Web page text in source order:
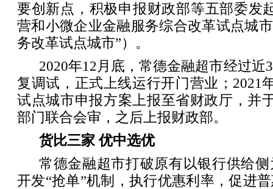
要创新点，积极申报财政部等五部委发
营和小微企业金融服务综合改革试点城
务改革试点城市”）。
2020年12月底，常德金融超市经过近
复调试，正式上线运行开门营业；2021
试点城市申报方案上报至省财政厅，并
部门联合会审，之后上报财政部。
货比三家 优中选优
常德金融超市打破原有以银行供给
开发“抢单”机制，执行优惠利率，促进